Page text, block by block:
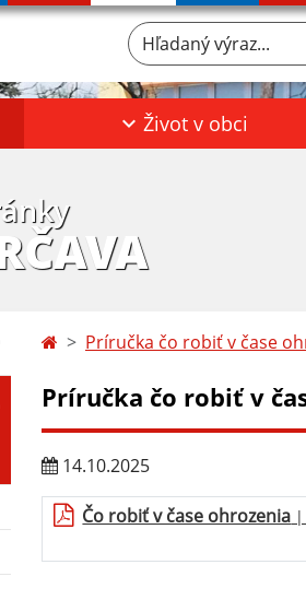
Hľadaný výraz...
Život v obci
Príručka čo robiť v čase
Príručka čo robiť v
14.10.2025
Čo robiť v čase ohrozenia |